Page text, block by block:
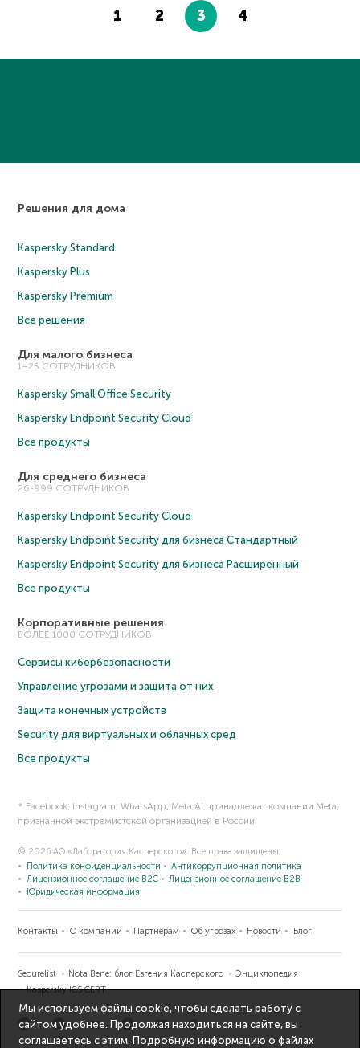
Мы используем файлы cookie, чтобы сделать работу с
сайтом удобнее. Продолжая находиться на сайте, вы
соглашаетесь с этим. Подробную информацию о файлах